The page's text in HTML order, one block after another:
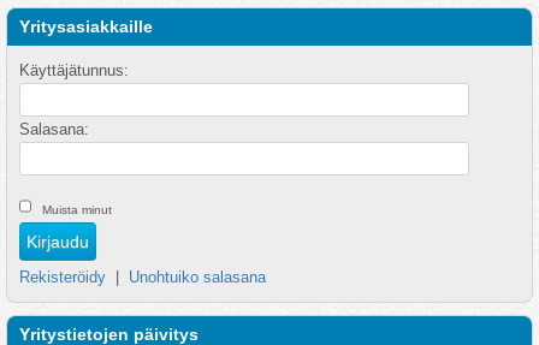
Yritysasiakkaille
Käyttäjätunnus:
Salasana:
Muista minut
Rekisteröidy Unohtuiko salasana
Yritystietojen päivitys